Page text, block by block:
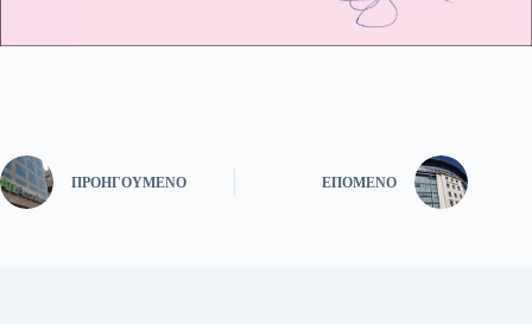
ΠΡΟΗΓΟΎΜΕΝΟ ΕΠΌΜΕΝΟ